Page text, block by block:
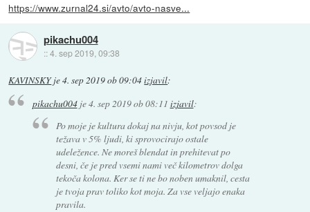
https://www.zurnal24.si/avto/avto-nasve...
pikachu004
::4. sep 2019, 09:38
KAVINSKYje4. sep 2019 ob 09:04izjavil:
pikachu004je4. sep 2019 ob 08:11 izjavil:
Po moje je kultura dokaj na nivju, kot povsod je
težava v 5% ljudi, ki sprovocirajo ostale
udeležence. Ne moreš blendat in prehitevat po
desni, če je pred vsemi nami več kilometrov dolga
tekoča kolona. Ker se ti ne bo noben umaknil, cesta
je tvoja prav toliko kot moja. Za vse veljajo enaka
pravila.